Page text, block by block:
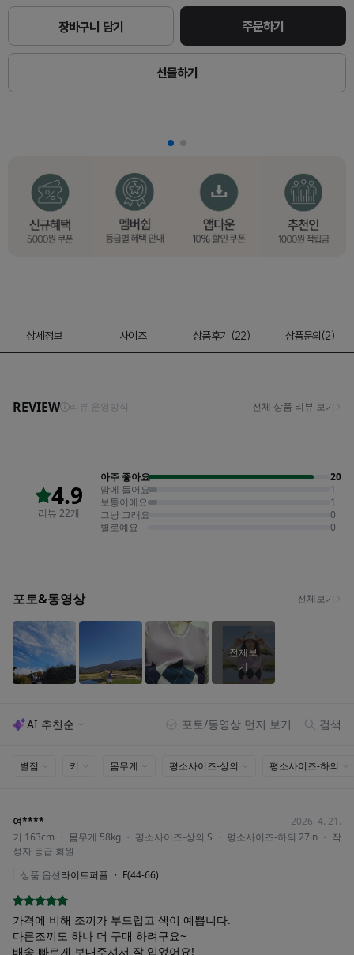
장바구니 담기 주문하기
선물하기
상세정보 사이즈 상품후기 (22) 상품문의(2)